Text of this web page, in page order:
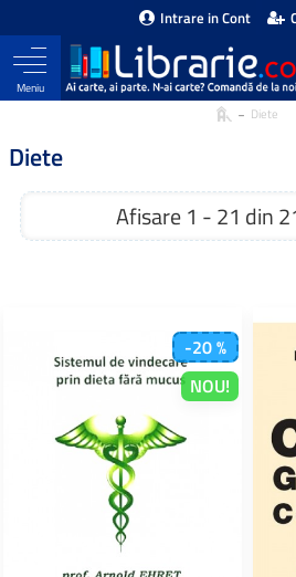
Intrare in Cont
Diete
Diete
Afisare 1 - 21 din
NOU!
-20 %